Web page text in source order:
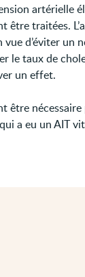
artérielle
traitées.
d’éviter un
le taux de
un effet.
être
a eu un AIT